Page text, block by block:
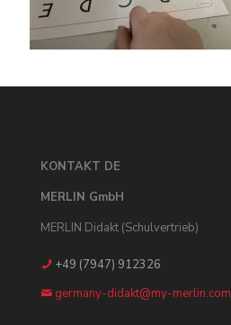
KONTAKT DE
MERLIN GmbH
MERLIN Didakt (Schulvertrieb)
+49 (7947) 912326
germany-didakt@my-merlin.com